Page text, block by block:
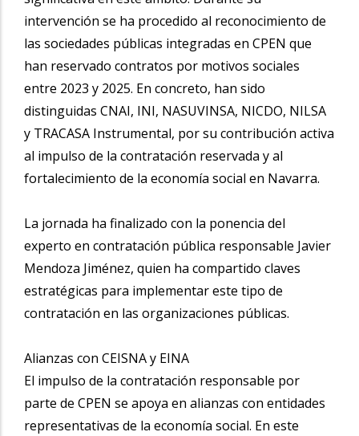
intervención se ha procedido al reconocimiento de
las sociedades públicas integradas en CPEN que
han reservado contratos por motivos sociales
entre 2023 y 2025. En concreto, han sido
distinguidas CNAI, INI, NASUVINSA, NICDO, NILSA
y TRACASA Instrumental, por su contribución activa
al impulso de la contratación reservada y al
fortalecimiento de la economía social en Navarra.
La jornada ha finalizado con la ponencia del
experto en contratación pública responsable Javier
Mendoza Jiménez, quien ha compartido claves
estratégicas para implementar este tipo de
contratación en las organizaciones públicas.
Alianzas con CEISNA y EINA
El impulso de la contratación responsable por
parte de CPEN se apoya en alianzas con entidades
representativas de la economía social. En este